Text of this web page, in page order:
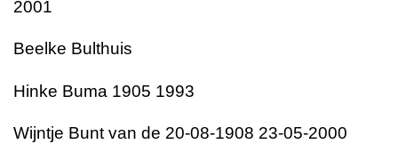
2001
Beelke Bulthuis
Hinke Buma 1905 1993
Wijntje Bunt van de 20-08-1908 23-05-2000